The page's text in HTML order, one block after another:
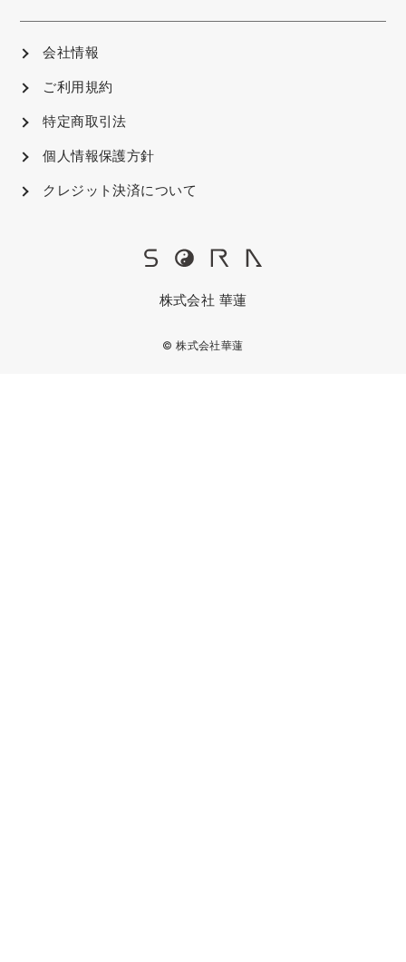
会社情報
ご利用規約
特定商取引法
個人情報保護方針
クレジット決済について
株式会社 華蓮
© 株式会社華蓮